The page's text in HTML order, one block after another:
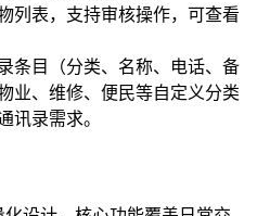
列表，支持审核操作，可查看
条目（分类、名称、电话、备
业、维修、便民等自定义分类
讯录需求。